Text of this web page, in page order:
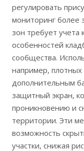
регулировать
мониторинг более
зон требует учета
особенностей
сообщества.
например,
дополнительным
защитный экран,
проникновению и
территории. Эти
возможность
участки, снижая